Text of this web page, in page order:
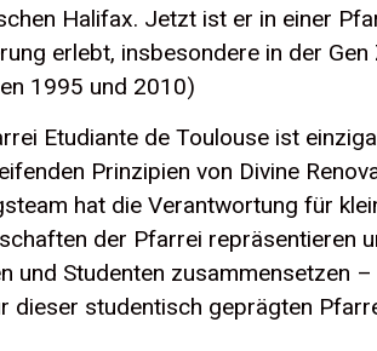
Halifax. Jetzt ist er in einer
erlebt, insbesondere in der
1995 und 2010)
Etudiante de Toulouse ist
Prinzipien von Divine
hat die Verantwortung für
der Pfarrei repräsentieren
und Studenten zusammensetzen
dieser studentisch geprägten